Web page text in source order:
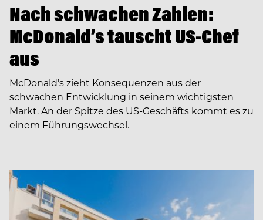
Nach schwachen Zahlen:
McDonald’s tauscht US-Chef
aus
McDonald’s zieht Konsequenzen aus der
schwachen Entwicklung in seinem wichtigsten
Markt. An der Spitze des US-Geschäfts kommt es zu
einem Führungswechsel.